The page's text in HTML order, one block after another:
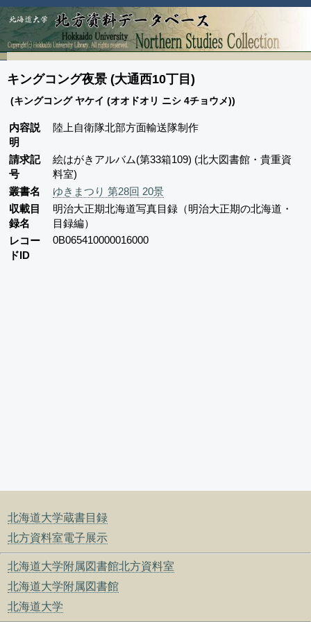
北海道大学蔵書目録
北方資料室電子展示
北海道大学附属図書館北方資料室
北海道大学附属図書館
北海道大学
キングコング夜景 (大通西10丁目)
(キングコング ヤケイ (オオドオリ ニシ 4チョウメ))
内容説
明
陸上自衛隊北部方面輸送隊制作
請求記
号
絵はがきアルバム(第33箱109) (北大図書館・貴重資
料室)
叢書名
ゆきまつり 第28回 20景
収載目
録名
明治大正期北海道写真目録（明治大正期の北海道・
目録編）
レコー
ドID
0B065410000016000